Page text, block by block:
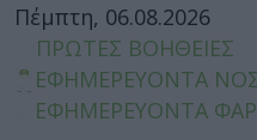
Πέμπτη, 06.08.2026
ΠΡΩΤΕΣ ΒΟΗΘΕΙΕΣ
ΕΦΗΜΕΡΕΥΟΝΤΑ
ΕΦΗΜΕΡΕΥΟΝΤΑ